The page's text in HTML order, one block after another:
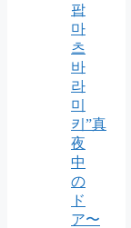
팝
마
츠
바
라
미
키”真
夜
中
の
ド
ア〜